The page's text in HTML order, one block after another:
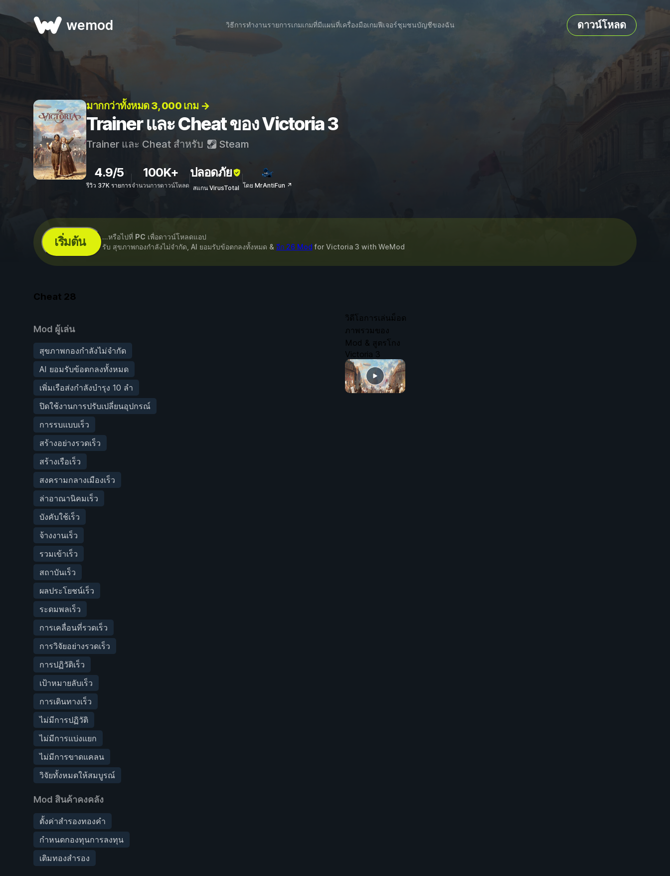
wemod วิธีการทำงานรายการเกมเกมที่มีแผนที่เครื่องมือเกมฟีเจอร์ชุมชนบัญชีของฉัน ดาวน์โหลด
มากกว่าทั้งหมด 3, 000 เกม →
Trainer และ Cheat ของ Victoria 3
Trainer และ Cheat สำหรับ Steam
4.9/5
รีวิว 37K รายการ
100K+
จำนวนการดาวน์โหลด
ปลอดภัย
สแกน VirusTotal โดย MrAntiFun ↗
เริ่มต้น ...หรือไปที่ PC เพื่อดาวน์โหลดแอป
รับ สุขภาพกองกำลังไม่จำกัด, AI ยอมรับข้อตกลงทั้งหมด & อีก 26 Mod for Victoria 3 with WeMod
Cheat 28
Mod ผู้เล่น
สุขภาพกองกำลังไม่จำกัด
AI ยอมรับข้อตกลงทั้งหมด
เพิ่มเรือส่งกำลังบำรุง 10 ลำ
ปิดใช้งานการปรับเปลี่ยนอุปกรณ์
การรบแบบเร็ว
สร้างอย่างรวดเร็ว
สร้างเรือเร็ว
สงครามกลางเมืองเร็ว
ล่าอาณานิคมเร็ว
บังคับใช้เร็ว
จ้างงานเร็ว
รวมเข้าเร็ว
สถาบันเร็ว
ผลประโยชน์เร็ว
ระดมพลเร็ว
การเคลื่อนที่รวดเร็ว
การวิจัยอย่างรวดเร็ว
การปฏิวัติเร็ว
เป้าหมายลับเร็ว
การเดินทางเร็ว
ไม่มีการปฏิวัติ
ไม่มีการแบ่งแยก
ไม่มีการขาดแคลน
วิจัยทั้งหมดให้สมบูรณ์
Mod สินค้าคงคลัง
ตั้งค่าสำรองทองคำ
กำหนดกองทุนการลงทุน
เติมทองสำรอง
วิดีโอการเล่นม็อด
ภาพรวมของ
Mod & สูตรโกง
Victoria 3